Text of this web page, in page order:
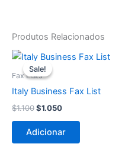
Produtos Relacionados
Sale!
Sale!
Fax Lists
Italy Business Fax List
$1.100
O
preço
original
$1.100.
$1.050
O
$1.050.
Adicionar